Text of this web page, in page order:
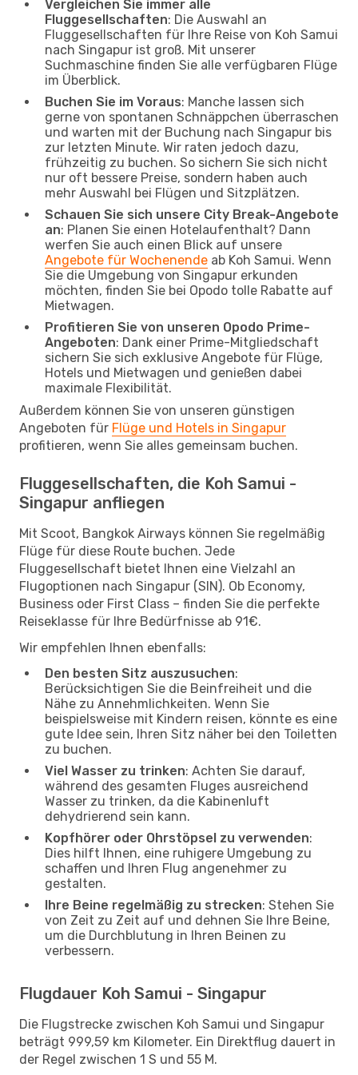
Vergleichen Sie immer alle
Fluggesellschaften: Die Auswahl an
Fluggesellschaften für Ihre Reise von Koh Samui
nach Singapur ist groß. Mit unserer
Suchmaschine finden Sie alle verfügbaren Flüge
im Überblick.
Buchen Sie im Voraus: Manche lassen sich
gerne von spontanen Schnäppchen überraschen
und warten mit der Buchung nach Singapur bis
zur letzten Minute. Wir raten jedoch dazu,
frühzeitig zu buchen. So sichern Sie sich nicht
nur oft bessere Preise, sondern haben auch
mehr Auswahl bei Flügen und Sitzplätzen.
Schauen Sie sich unsere City Break-Angebote
an: Planen Sie einen Hotelaufenthalt? Dann
werfen Sie auch einen Blick auf unsere
Angebote für Wochenende ab Koh Samui. Wenn
Sie die Umgebung von Singapur erkunden
möchten, finden Sie bei Opodo tolle Rabatte auf
Mietwagen.
Profitieren Sie von unseren Opodo Prime-
Angeboten: Dank einer Prime-Mitgliedschaft
sichern Sie sich exklusive Angebote für Flüge,
Hotels und Mietwagen und genießen dabei
maximale Flexibilität.
Außerdem können Sie von unseren günstigen
Angeboten für Flüge und Hotels in Singapur
profitieren, wenn Sie alles gemeinsam buchen.
Fluggesellschaften, die Koh Samui -
Singapur anfliegen
Mit Scoot, Bangkok Airways können Sie regelmäßig
Flüge für diese Route buchen. Jede
Fluggesellschaft bietet Ihnen eine Vielzahl an
Flugoptionen nach Singapur (SIN). Ob Economy,
Business oder First Class – finden Sie die perfekte
Reiseklasse für Ihre Bedürfnisse ab 91€.
Wir empfehlen Ihnen ebenfalls:
Den besten Sitz auszusuchen:
Berücksichtigen Sie die Beinfreiheit und die
Nähe zu Annehmlichkeiten. Wenn Sie
beispielsweise mit Kindern reisen, könnte es eine
gute Idee sein, Ihren Sitz näher bei den Toiletten
zu buchen.
Viel Wasser zu trinken: Achten Sie darauf,
während des gesamten Fluges ausreichend
Wasser zu trinken, da die Kabinenluft
dehydrierend sein kann.
Kopfhörer oder Ohrstöpsel zu verwenden:
Dies hilft Ihnen, eine ruhigere Umgebung zu
schaffen und Ihren Flug angenehmer zu
gestalten.
Ihre Beine regelmäßig zu strecken: Stehen Sie
von Zeit zu Zeit auf und dehnen Sie Ihre Beine,
um die Durchblutung in Ihren Beinen zu
verbessern.
Flugdauer Koh Samui - Singapur
Die Flugstrecke zwischen Koh Samui und Singapur
beträgt 999,59 km Kilometer. Ein Direktflug dauert in
der Regel zwischen 1 S und 55 M.